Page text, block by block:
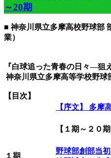
～20期
■ 神奈川県立多摩高校野球部
業）
『白球追った青春の日々―狙
神奈川県立多摩高等学校野球
【目次】
【序文】 多摩
【１期～２０
１期
野球部創部当